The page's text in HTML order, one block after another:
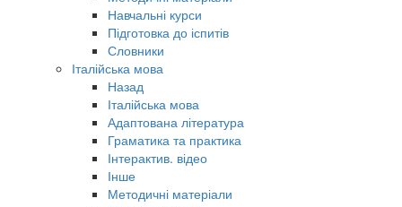
Навчальні курси
Підготовка до іспитів
Словники
Італійська мова
Назад
Італійська мова
Адаптована література
Граматика та практика
Інтерактив. відео
Інше
Методичні матеріали